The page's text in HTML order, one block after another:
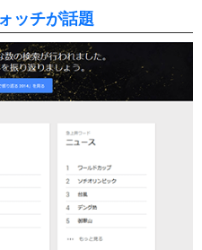
ッチが話題